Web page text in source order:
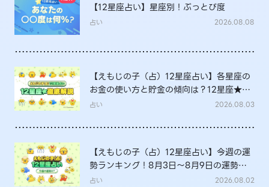
【12星座占い】星座別！ぶっとび度
占い 2026.08.08
【えもじの子（占）12星座占い】各星座の
お金の使い方と貯金の傾向は？12星座★徹
底解説
占い 2026.08.03
【えもじの子（占）12星座占い】今週の運
勢ランキング！8月3日～8月9日の運勢
は？
占い 2026.08.02